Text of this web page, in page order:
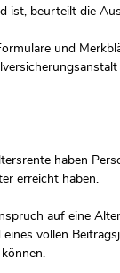
ist, beurteilt die
und
haben
erreicht haben.
auf eine
vollen